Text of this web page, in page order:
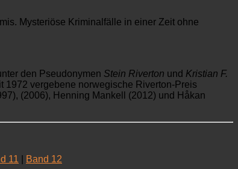
Mysteriöse Kriminalfälle in einer Zeit ohne
den Pseudonymen Stein Riverton und Kristian F.
vergebene norwegische Riverton-Preis
(2006), Henning Mankell (2012) und Håkan
11
Band 12